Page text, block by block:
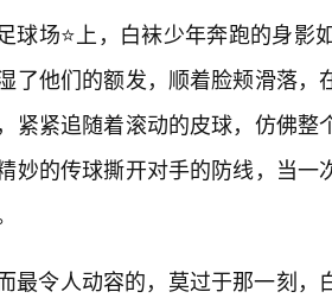
球场⭐上，白袜少年奔跑的身
了他们的额发，顺着脸颊滑落
紧紧追随着滚动的皮球，仿佛
妙的传球撕开对手的防线，当
最令人动容的，莫过于那一刻